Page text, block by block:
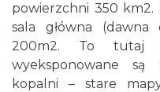
powierzchni 350 km2.
sala główna
200m2. To tutaj
wyeksponowane są
kopalni – stare